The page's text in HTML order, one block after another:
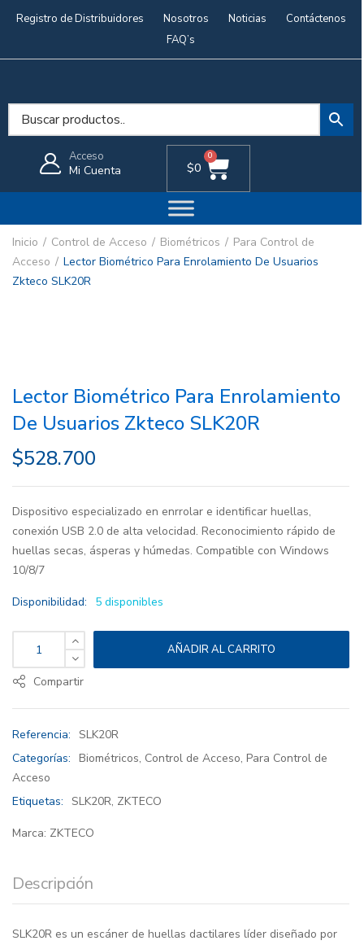
Registro de Distribuidores Nosotros Noticias
Contáctenos
FAQ’s
Acceso
Mi Cuenta $0
0
Inicio Control de Acceso Biométricos
Para Control de
Acceso
Lector Biométrico Para Enrolamiento De Usuarios
Zkteco SLK20R
Lector Biométrico Para Enrolamiento
De Usuarios Zkteco SLK20R
$528.700
Dispositivo especializado en enrrolar e identificar huellas,
conexión USB 2.0 de alta velocidad. Reconocimiento rápido de
huellas secas, ásperas y húmedas. Compatible con Windows
10/8/7
Disponibilidad: 5 disponibles
AÑADIR AL CARRITO
Compartir
Referencia: SLK20R
Categorías: Biométricos, Control de Acceso, Para Control de
Acceso
Etiquetas: SLK20R, ZKTECO
Marca: ZKTECO
Descripción
SLK20R es un escáner de huellas dactilares líder diseñado por